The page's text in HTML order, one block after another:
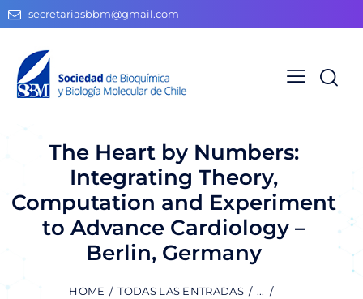
secretariasbbm@gmail.com
The Heart by Numbers:
Integrating Theory,
Computation and Experiment
to Advance Cardiology –
Berlin, Germany
HOME TODAS LAS ENTRADAS
...